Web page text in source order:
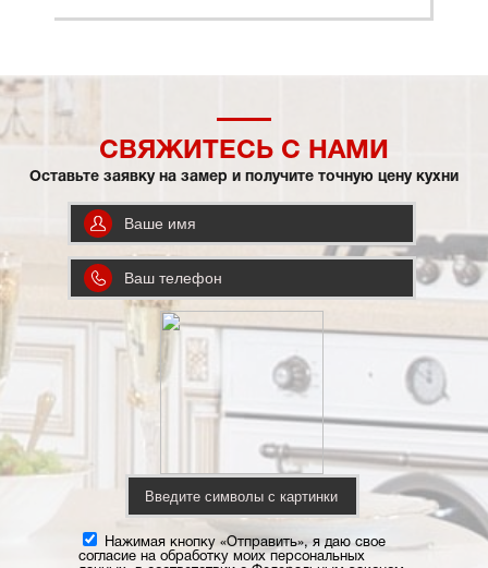
СВЯЖИТЕСЬ С НАМИ
Оставьте заявку на замер и получите точную цену кухни
Нажимая кнопку «Отправить», я даю свое
согласие на обработку моих персональных